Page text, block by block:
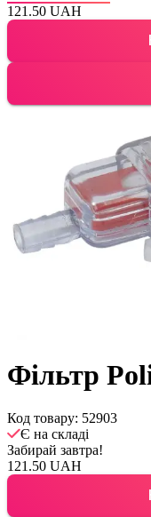
121.50 UAH
Фільтр
Код товару: 52903
Є на складі
Забирай завтра!
121.50 UAH